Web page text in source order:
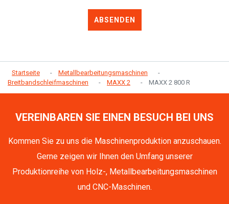
ABSENDEN
Startseite
Metallbearbeitungsmaschinen
Breitbandschleifmaschinen
MAXX 2 MAXX 2 800 R
VEREINBAREN SIE EINEN BESUCH BEI UNS
Kommen Sie zu uns die Maschinenproduktion anzuschauen.
Gerne zeigen wir Ihnen den Umfang unserer
Produktionreihe von Holz-, Metallbearbeitungsmaschinen
und CNC-Maschinen.